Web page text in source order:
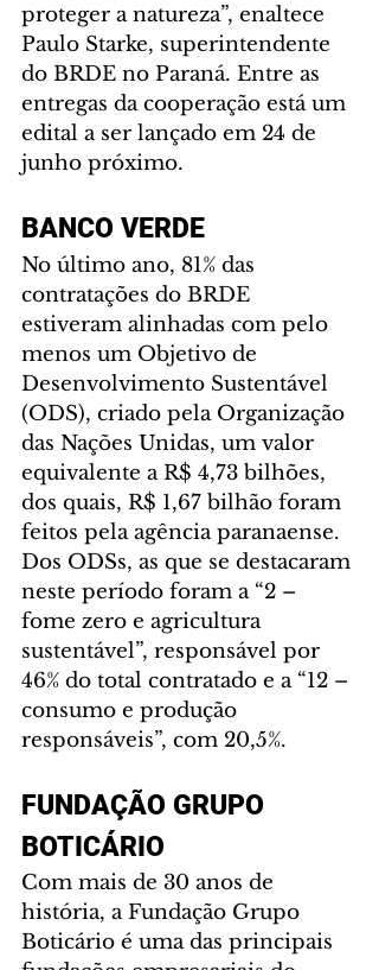
proteger a natureza”, enaltece
Paulo Starke, superintendente
do BRDE no Paraná. Entre as
entregas da cooperação está um
edital a ser lançado em 24 de
junho próximo.
BANCO VERDE
No último ano, 81% das
contratações do BRDE
estiveram alinhadas com pelo
menos um Objetivo de
Desenvolvimento Sustentável
(ODS), criado pela Organização
das Nações Unidas, um valor
equivalente a R$ 4,73 bilhões,
dos quais, R$ 1,67 bilhão foram
feitos pela agência paranaense.
Dos ODSs, as que se destacaram
neste período foram a “2 –
fome zero e agricultura
sustentável”, responsável por
46% do total contratado e a “12 –
consumo e produção
responsáveis”, com 20,5%.
FUNDAÇÃO GRUPO
BOTICÁRIO
Com mais de 30 anos de
história, a Fundação Grupo
Boticário é uma das principais